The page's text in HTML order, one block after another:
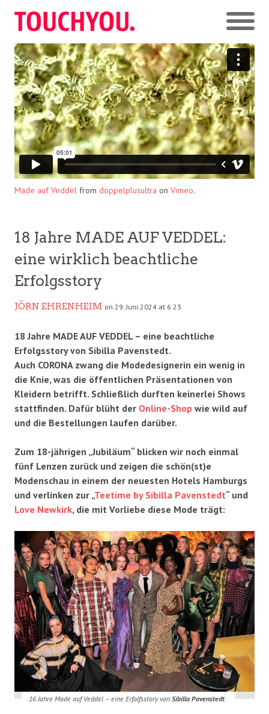
Made auf Veddel from doppelplusultra on Vimeo.
18 Jahre MADE AUF VEDDEL:
eine wirklich beachtliche
Erfolgsstory
JÖRN EHRENHEIM on 29. Juni 2024 at 6:23
18 Jahre MADE AUF VEDDEL – eine beachtliche
Erfolgsstory von Sibilla Pavenstedt.
Auch CORONA zwang die Modedesignerin ein wenig in
die Knie, was die öffentlichen Präsentationen von
Kleidern betrifft. Schließlich durften keinerlei Shows
stattfinden. Dafür blüht der Online-Shop wie wild auf
und die Bestellungen laufen darüber.
Zum 18-jährigen „Jubiläum“ blicken wir noch einmal
fünf Lenzen zurück und zeigen die schön(st)e
Modenschau in einem der neuesten Hotels Hamburgs
und verlinken zur „Teetime by Sibilla Pavenstedt“ und
Love Newkirk, die mit Vorliebe diese Mode trägt:
16 Jahre Made auf Veddel – eine Erfolfsstory von Sibilla Pavenstedt.